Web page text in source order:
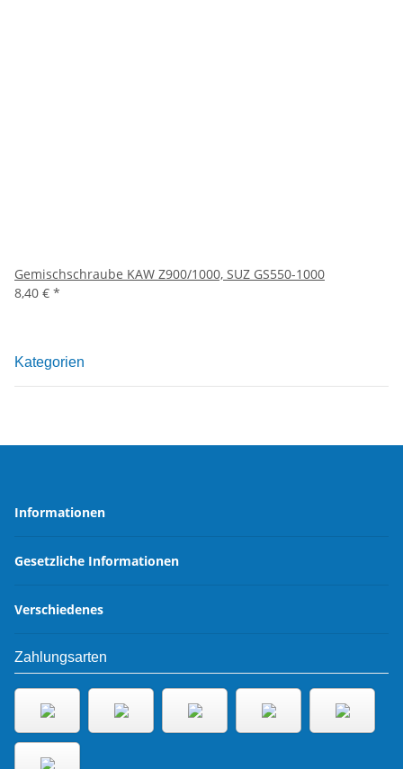
Gemischschraube KAW Z900/1000, SUZ GS550-1000
8,40 € *
Kategorien
Informationen
Gesetzliche Informationen
Verschiedenes
Zahlungsarten